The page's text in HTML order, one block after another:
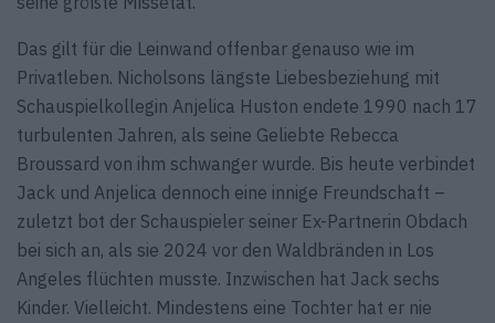
Das gilt für die Leinwand offenbar genauso wie im
Privatleben. Nicholsons längste Liebesbeziehung mit
Schauspielkollegin Anjelica Huston endete 1990 nach 17
turbulenten Jahren, als seine Geliebte Rebecca
Broussard von ihm schwanger wurde. Bis heute verbindet
Jack und Anjelica dennoch eine innige Freundschaft –
zuletzt bot der Schauspieler seiner Ex-Partnerin Obdach
bei sich an, als sie 2024 vor den Waldbränden in Los
Angeles flüchten musste. Inzwischen hat Jack sechs
Kinder. Vielleicht. Mindestens eine Tochter hat er nie